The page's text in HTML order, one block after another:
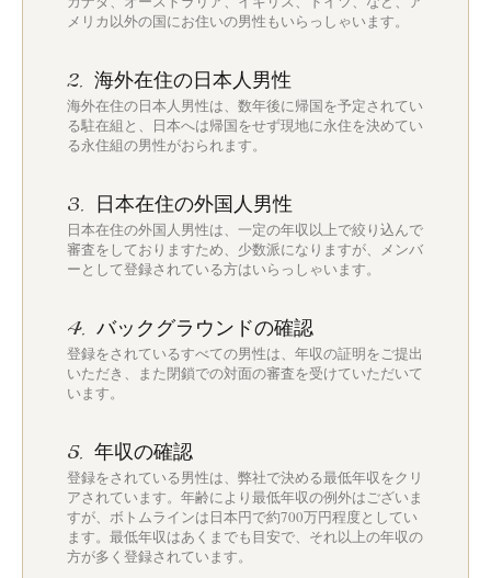
メリカ以外の国にお住いの男性もいらっしゃいます。
2. 海外在住の日本人男性
海外在住の日本人男性は、数年後に帰国を予定されてい
る駐在組と、日本へは帰国をせず現地に永住を決めてい
る永住組の男性がおられます。
3. 日本在住の外国人男性
日本在住の外国人男性は、一定の年収以上で絞り込んで
審査をしておりますため、少数派になりますが、メンバ
ーとして登録されている方はいらっしゃいます。
4. バックグラウンドの確認
登録をされているすべての男性は、年収の証明をご提出
いただき、また閉鎖での対面の審査を受けていただいて
います。
5. 年収の確認
登録をされている男性は、弊社で決める最低年収をクリ
アされています。年齢により最低年収の例外はございま
すが、ボトムラインは日本円で約700万円程度としてい
ます。最低年収はあくまでも目安で、それ以上の年収の
方が多く登録されています。